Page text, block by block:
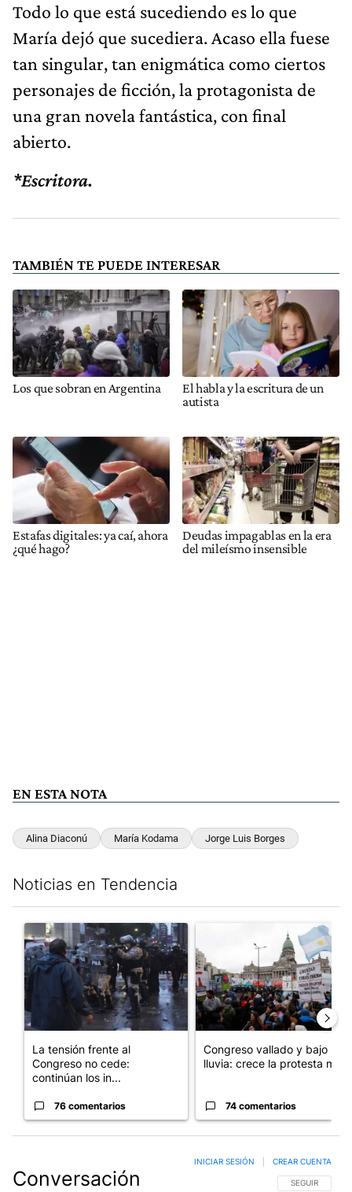
Todo lo que está sucediendo es lo que
María dejó que sucediera. Acaso ella fuese
tan singular, tan enigmática como ciertos
personajes de ficción, la protagonista de
una gran novela fantástica, con final
abierto.
*Escritora.
TAMBIÉN TE PUEDE INTERESAR
Los que sobran en Argentina
El habla y la escritura de un
autista
Estafas digitales: ya caí, ahora
¿qué hago?
Deudas impagablas en la era
del mileísmo insensible
EN ESTA NOTA
Alina Diaconú María Kodama Jorge Luis Borges
Noticias en Tendencia
Un artículo de tendencia con el título "La tensión frente al
La tensión frente al
Congreso no cede:
continúan los in...
76 comentarios
Un artículo de tendencia
Congreso vallado y bajo la
lluvia: crece la protesta mi...
74 comentarios
Conversación SIGA ESTA
SEGUIR
INICIAR SESIÓN CREAR CUENTA